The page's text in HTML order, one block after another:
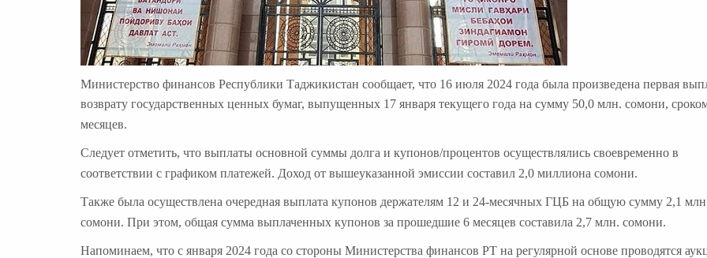
Министерство финансов Республики Таджикистан сообщает, что 16 июля 2024 года была произведена первая
возврату государственных ценных бумаг, выпущенных 17 января текущего года на сумму 50,0 млн. сомони,
месяцев.
Следует отметить, что выплаты основной суммы долга и купонов/процентов осуществлялись своевременно в
соответствии с графиком платежей. Доход от вышеуказанной эмиссии составил 2,0 миллиона сомони.
Также была осуществлена очередная выплата купонов держателям 12 и 24-месячных ГЦБ на общую сумму 2,1
сомони. При этом, общая сумма выплаченных купонов за прошедшие 6 месяцев составила 2,7 млн. сомони.
Напоминаем, что с января 2024 года со стороны Министерства финансов РТ на регулярной основе проводятся